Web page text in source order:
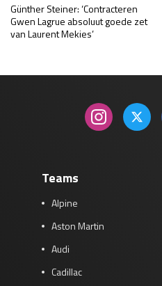
Günther Steiner: ‘Contracteren
Gwen Lagrue absoluut goede zet
van Laurent Mekies’
Teams
Alpine
Aston Martin
Audi
Cadillac